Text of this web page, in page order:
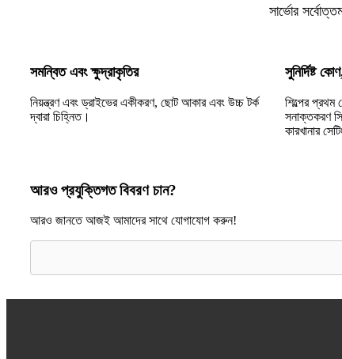
সার্ভোর
সমন্বিত এবং ক্ষুদ্রাকৃতির
নিয়ন্ত্রণ এবং ড্রাইভের একীকরণ, ছোট আকার এবং উচ্চ টর্ক
দ্বারা চিহ্নিত।
সুনির্দিষ্ট
শিল্পের
সনাক্তকরণ
কারখানার
আরও প্রযুক্তিগত বিবরণ চান?
আরও জানতে আজই আমাদের সাথে যোগাযোগ করুন!